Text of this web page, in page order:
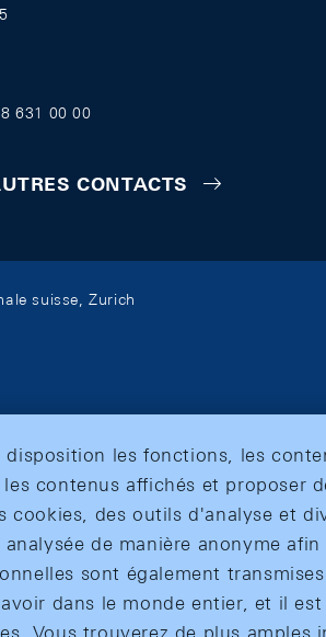
631 00 00
CONTACTS
suisse, Zurich
disposition les fonctions, les
contenus affichés et proposer
cookies, des outils d'analyse et
de manière anonyme
sont également
dans le monde entier, et il